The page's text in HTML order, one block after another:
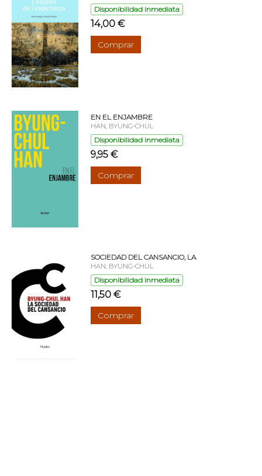
Disponibilidad inmediata
14,00 €
Comprar
EN EL ENJAMBRE
HAN, BYUNG-CHUL
Disponibilidad inmediata
9,95 €
Comprar
SOCIEDAD DEL CANSANCIO, LA
HAN, BYUNG-CHUL
Disponibilidad inmediata
11,50 €
Comprar